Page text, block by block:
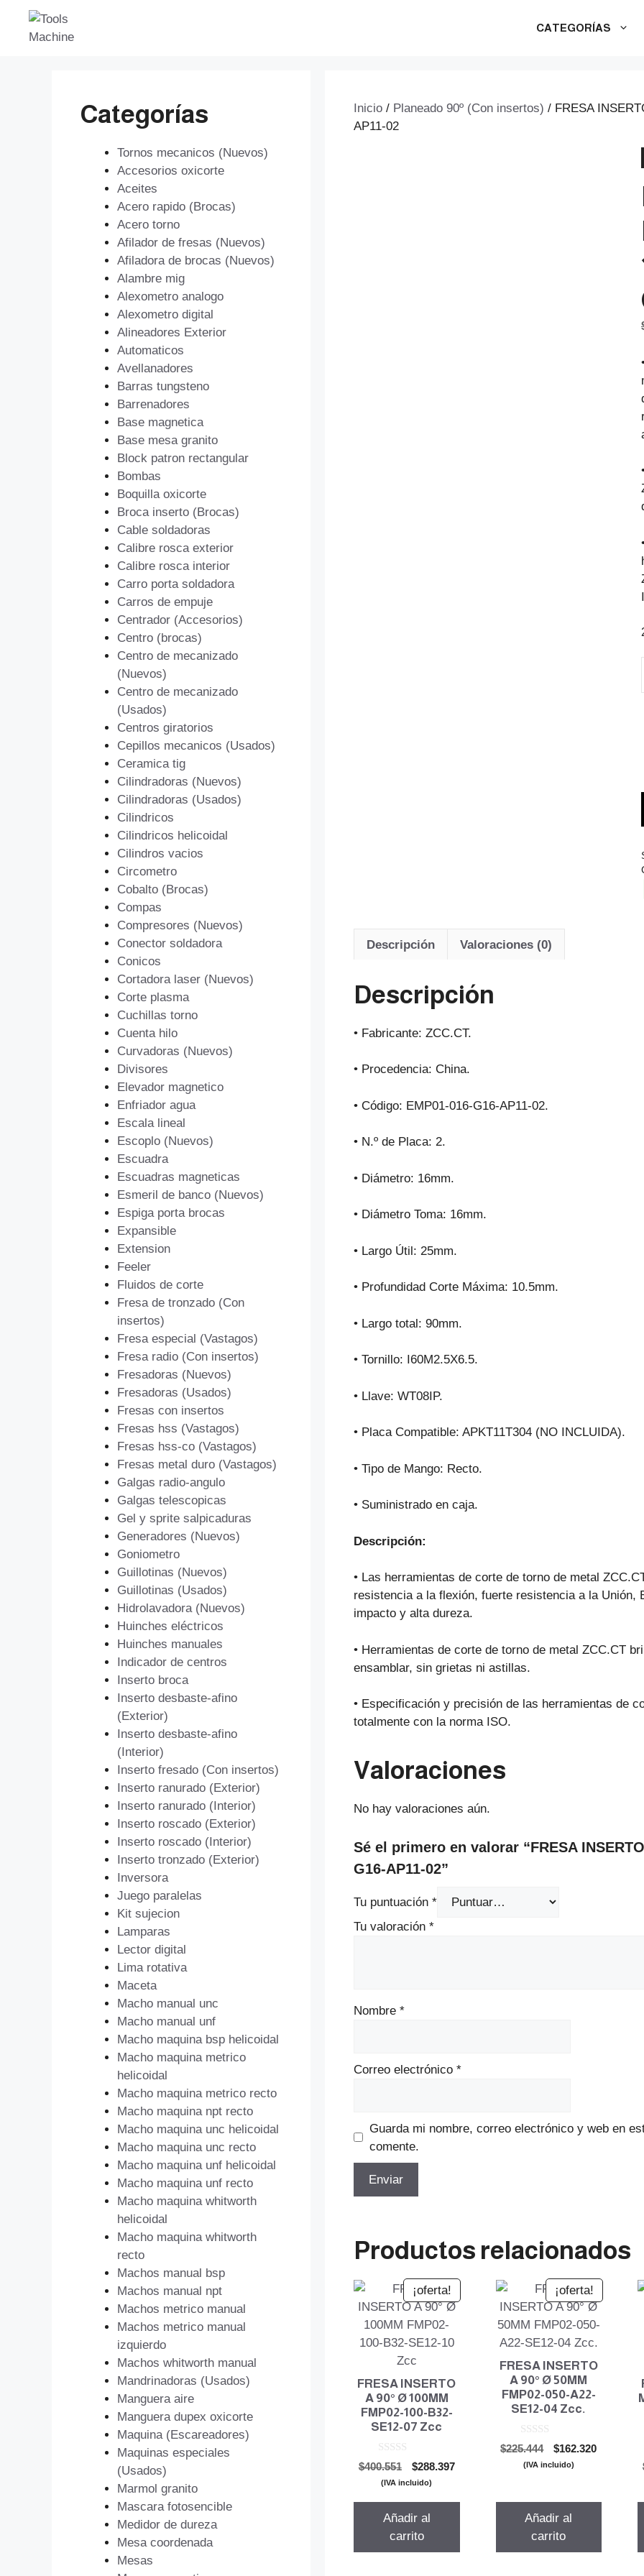
Saltar
contenido
CATEGORÍAS
Inicio / Planeado 90º (Con insertos) / FRESA
AP11-02
Descripción Valoraciones (0)
Descripción
• Fabricante: ZCC.CT.
• Procedencia: China.
• Código: EMP01-016-G16-AP11-02.
• N.º de Placa: 2.
• Diámetro: 16mm.
• Diámetro Toma: 16mm.
• Largo Útil: 25mm.
• Profundidad Corte Máxima: 10.5mm.
• Largo total: 90mm.
• Tornillo: I60M2.5X6.5.
• Llave: WT08IP.
• Placa Compatible: APKT11T304 (NO INCLUIDA).
• Tipo de Mango: Recto.
• Suministrado en caja.
Descripción:
• Las herramientas de corte de torno de metal
resistencia a la flexión, fuerte resistencia a la Unión,
impacto y alta dureza.
• Herramientas de corte de torno de metal ZCC.CT
ensamblar, sin grietas ni astillas.
• Especificación y precisión de las herramientas de
totalmente con la norma ISO.
Valoraciones
No hay valoraciones aún.
Sé el primero en valorar “FRESA
G16-AP11-02”
Tu puntuación *
Tu valoración *
Nombre *
Correo electrónico *
Guarda mi nombre, correo electrónico y web en
comente.
Productos relacionados
¡oferta!
FRESA INSERTO
A 90° Ø 100MM
FMP02-100-B32-
SE12-07 Zcc
0
d
e
$400.551
El
precio
era:
$400.551.
$288.397El
(IVA incluido)
Añadir al
carrito
¡oferta!
FRESA INSERTO
A 90° Ø 50MM
FMP02-050-A22-
SE12-04 Zcc.
0
d
e
$225.444
El
precio
$162.320El
(IVA incluido)
Añadir al
carrito
Categorías
Tornos mecanicos (Nuevos)
Accesorios oxicorte
Aceites
Acero rapido (Brocas)
Acero torno
Afilador de fresas (Nuevos)
Afiladora de brocas (Nuevos)
Alambre mig
Alexometro analogo
Alexometro digital
Alineadores Exterior
Automaticos
Avellanadores
Barras tungsteno
Barrenadores
Base magnetica
Base mesa granito
Block patron rectangular
Bombas
Boquilla oxicorte
Broca inserto (Brocas)
Cable soldadoras
Calibre rosca exterior
Calibre rosca interior
Carro porta soldadora
Carros de empuje
Centrador (Accesorios)
Centro (brocas)
Centro de mecanizado
(Nuevos)
Centro de mecanizado
(Usados)
Centros giratorios
Cepillos mecanicos (Usados)
Ceramica tig
Cilindradoras (Nuevos)
Cilindradoras (Usados)
Cilindricos
Cilindricos helicoidal
Cilindros vacios
Circometro
Cobalto (Brocas)
Compas
Compresores (Nuevos)
Conector soldadora
Conicos
Cortadora laser (Nuevos)
Corte plasma
Cuchillas torno
Cuenta hilo
Curvadoras (Nuevos)
Divisores
Elevador magnetico
Enfriador agua
Escala lineal
Escoplo (Nuevos)
Escuadra
Escuadras magneticas
Esmeril de banco (Nuevos)
Espiga porta brocas
Expansible
Extension
Feeler
Fluidos de corte
Fresa de tronzado (Con
insertos)
Fresa especial (Vastagos)
Fresa radio (Con insertos)
Fresadoras (Nuevos)
Fresadoras (Usados)
Fresas con insertos
Fresas hss (Vastagos)
Fresas hss-co (Vastagos)
Fresas metal duro (Vastagos)
Galgas radio-angulo
Galgas telescopicas
Gel y sprite salpicaduras
Generadores (Nuevos)
Goniometro
Guillotinas (Nuevos)
Guillotinas (Usados)
Hidrolavadora (Nuevos)
Huinches eléctricos
Huinches manuales
Indicador de centros
Inserto broca
Inserto desbaste-afino
(Exterior)
Inserto desbaste-afino
(Interior)
Inserto fresado (Con insertos)
Inserto ranurado (Exterior)
Inserto ranurado (Interior)
Inserto roscado (Exterior)
Inserto roscado (Interior)
Inserto tronzado (Exterior)
Inversora
Juego paralelas
Kit sujecion
Lamparas
Lector digital
Lima rotativa
Maceta
Macho manual unc
Macho manual unf
Macho maquina bsp helicoidal
Macho maquina metrico
helicoidal
Macho maquina metrico recto
Macho maquina npt recto
Macho maquina unc helicoidal
Macho maquina unc recto
Macho maquina unf helicoidal
Macho maquina unf recto
Macho maquina whitworth
helicoidal
Macho maquina whitworth
recto
Machos manual bsp
Machos manual npt
Machos metrico manual
Machos metrico manual
izquierdo
Machos whitworth manual
Mandrinadoras (Usados)
Manguera aire
Manguera dupex oxicorte
Maquina (Escareadores)
Maquinas especiales
(Usados)
Marmol granito
Mascara fotosencible
Medidor de dureza
Mesa coordenada
Mesas